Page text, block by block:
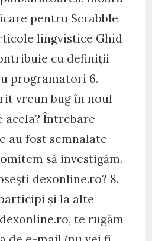
pentru Scrabble
lingvistice Ghid
cu definiții
programatori 6.
vreun bug în noul
acela? Întrebare
au fost semnalate
să investigăm.
dexonline.ro? 8.
și la alte
te rugăm